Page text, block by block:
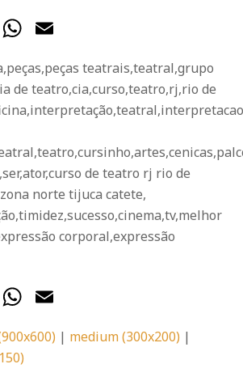
Pinterest
WhatsApp
teatrais,teatral,grupo
de teatro,cia,curso,teatro,rj,rio de
de teatro rj rio de
norte tijuca catete,
corporal,expressão
Pinterest
WhatsApp
| medium (300x200) |